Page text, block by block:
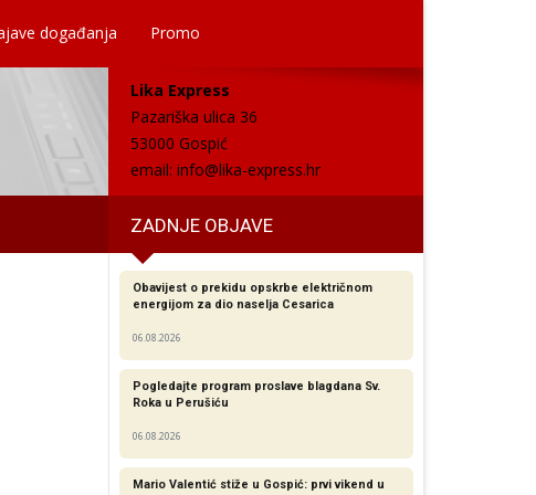
događanja Promo
Lika Express
Pazariška ulica 36
53000 Gospić
email: info@lika-express.hr
ZADNJE OBJAVE
Obavijest o prekidu opskrbe električnom
energijom za dio naselja Cesarica
06.08.2026
Pogledajte program proslave blagdana Sv.
Roka u Perušiću
06.08.2026
Mario Valentić stiže u Gospić: prvi vikend u